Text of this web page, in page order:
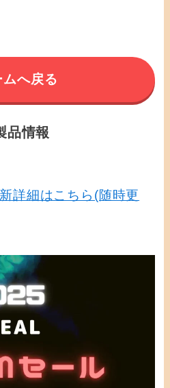
ムへ戻る
品情報
詳細はこちら(随時更